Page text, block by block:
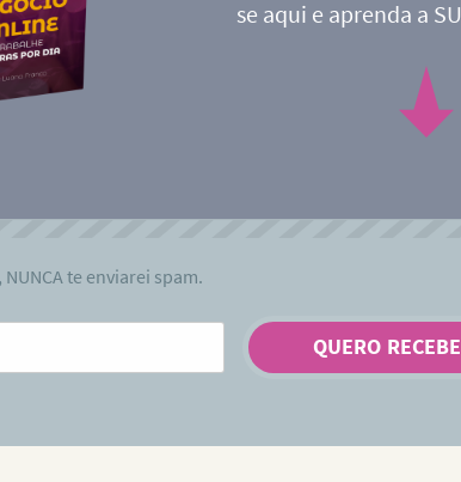
se aqui e aprenda a
te enviarei spam.